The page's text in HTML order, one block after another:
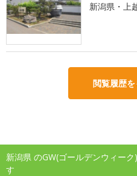
新潟県・上
閲覧履歴
新潟県 のGW(ゴールデンウィー
す